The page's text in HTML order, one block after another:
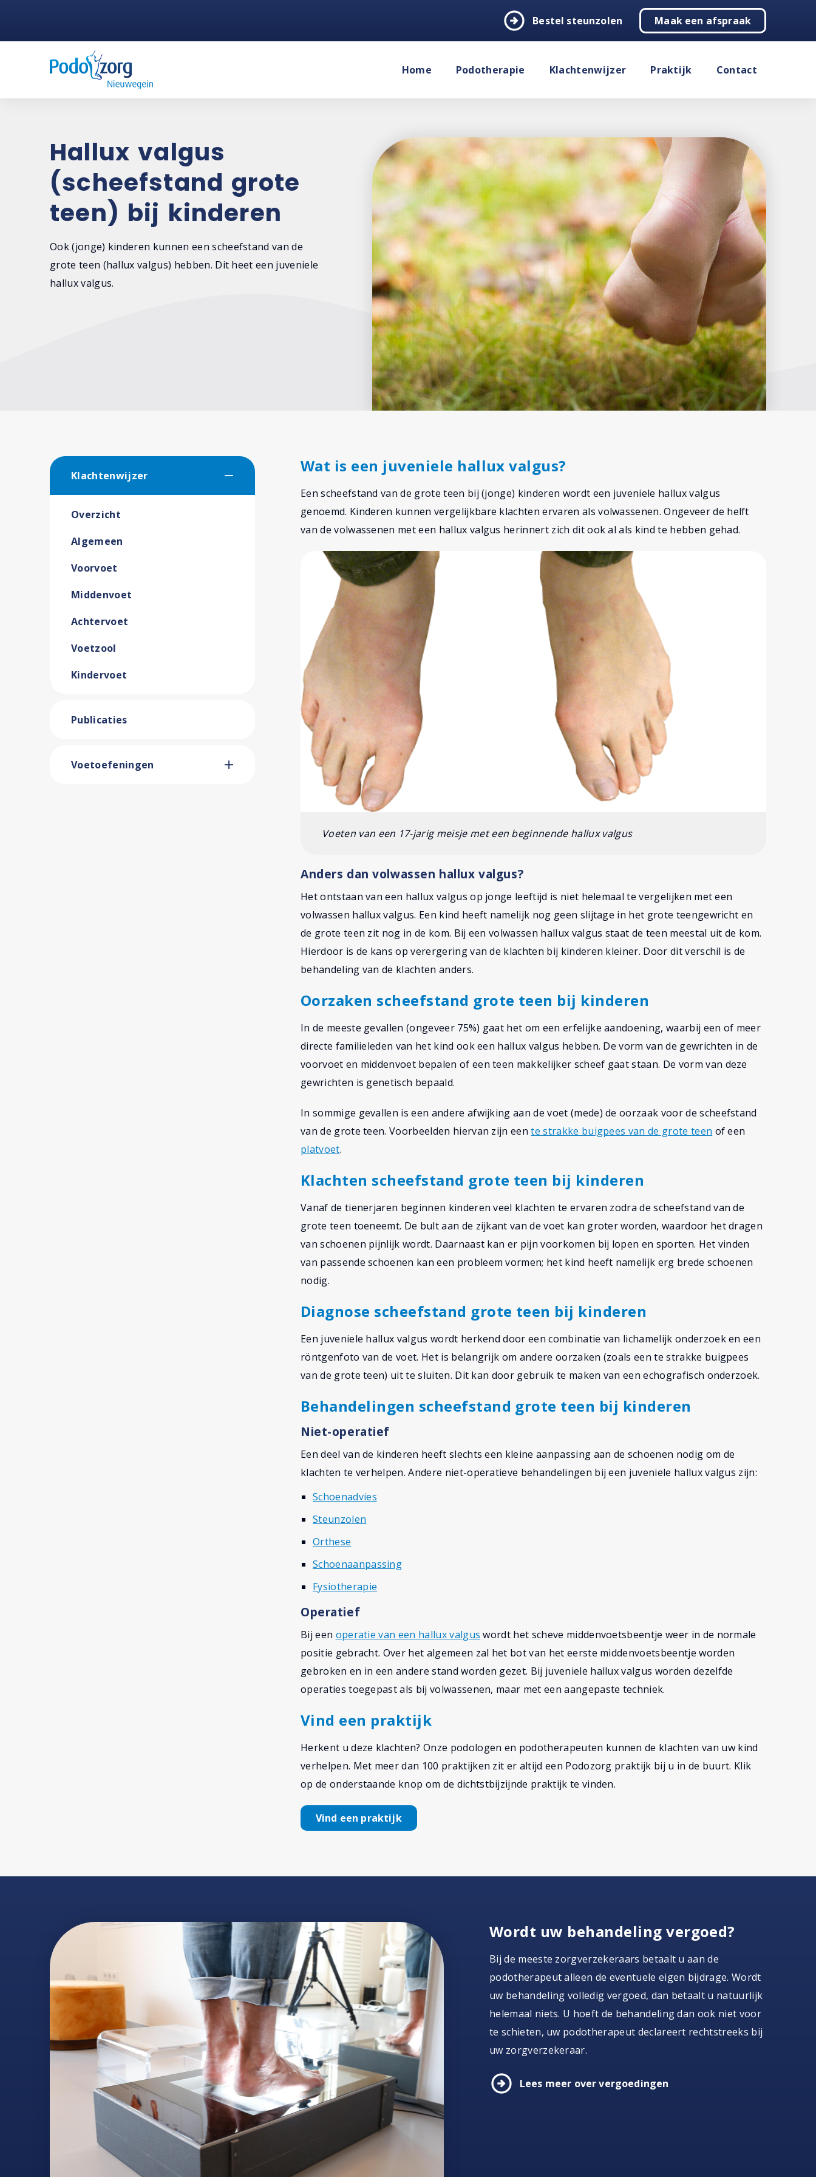
arrow_circle_right Bestel steunzolen Maak een afspraak
Home Podotherapie Klachtenwijzer Praktijk Contact
Hallux valgus
(scheefstand grote
teen) bij kinderen
Ook (jonge) kinderen kunnen een scheefstand van de
grote teen (hallux valgus) hebben. Dit heet een juveniele
hallux valgus.
Klachtenwijzer
Overzicht
Algemeen
Voorvoet
Middenvoet
Achtervoet
Voetzool
Kindervoet
Publicaties
Voetoefeningen
Wat is een juveniele hallux valgus?
Een scheefstand van de grote teen bij (jonge) kinderen wordt een juveniele hallux valgus
genoemd. Kinderen kunnen vergelijkbare klachten ervaren als volwassenen. Ongeveer de helft
van de volwassenen met een hallux valgus herinnert zich dit ook al als kind te hebben gehad.
Voeten van een 17-jarig meisje met een beginnende hallux valgus
Anders dan volwassen hallux valgus?
Het ontstaan van een hallux valgus op jonge leeftijd is niet helemaal te vergelijken met een
volwassen hallux valgus. Een kind heeft namelijk nog geen slijtage in het grote teengewricht en
de grote teen zit nog in de kom. Bij een volwassen hallux valgus staat de teen meestal uit de kom.
Hierdoor is de kans op verergering van de klachten bij kinderen kleiner. Door dit verschil is de
behandeling van de klachten anders.
Oorzaken scheefstand grote teen bij kinderen
In de meeste gevallen (ongeveer 75%) gaat het om een erfelijke aandoening, waarbij een of meer
directe familieleden van het kind ook een hallux valgus hebben. De vorm van de gewrichten in de
voorvoet en middenvoet bepalen of een teen makkelijker scheef gaat staan. De vorm van deze
gewrichten is genetisch bepaald.
In sommige gevallen is een andere afwijking aan de voet (mede) de oorzaak voor de scheefstand
van de grote teen. Voorbeelden hiervan zijn eente strakke buigpees van de grote teen of een
platvoet.
Klachten scheefstand grote teen bij kinderen
Vanaf de tienerjaren beginnen kinderen veel klachten te ervaren zodra de scheefstand van de
grote teen toeneemt. De bult aan de zijkant van de voet kan groter worden, waardoor het dragen
van schoenen pijnlijk wordt. Daarnaast kan er pijn voorkomen bij lopen en sporten. Het vinden
van passende schoenen kan een probleem vormen; het kind heeft namelijk erg brede schoenen
nodig.
Diagnose scheefstand grote teen bij kinderen
Een juveniele hallux valgus wordt herkend door een combinatie van lichamelijk onderzoek en een
röntgenfoto van de voet. Het is belangrijk om andere oorzaken (zoals een te strakke buigpees
van de grote teen) uit te sluiten. Dit kan door gebruik te maken van een echografisch onderzoek.
Behandelingen scheefstand grote teen bij kinderen
Niet-operatief
Een deel van de kinderen heeft slechts een kleine aanpassing aan de schoenen nodig om de
klachten te verhelpen. Andere niet-operatieve behandelingen bij een juveniele hallux valgus zijn:
Schoenadvies
Steunzolen
Orthese
Schoenaanpassing
Fysiotherapie
Operatief
Bij een operatie van een hallux valgus wordt het scheve middenvoetsbeentje weer in de normale
positie gebracht. Over het algemeen zal het bot van het eerste middenvoetsbeentje worden
gebroken en in een andere stand worden gezet. Bij juveniele hallux valgus worden dezelfde
operaties toegepast als bij volwassenen, maar met een aangepaste techniek.
Vind een praktijk
Herkent u deze klachten? Onze podologen en podotherapeuten kunnen de klachten van uw kind
verhelpen. Met meer dan 100 praktijken zit er altijd een Podozorg praktijk bij u in de buurt. Klik
op de onderstaande knop om de dichtstbijzijnde praktijk te vinden.
Vind een praktijk
Wordt uw behandeling vergoed?
Bij de meeste zorgverzekeraars betaalt u aan de
podotherapeut alleen de eventuele eigen bijdrage. Wordt
uw behandeling volledig vergoed, dan betaalt u natuurlijk
helemaal niets. U hoeft de behandeling dan ook niet voor
te schieten, uw podotherapeut declareert rechtstreeks bij
uw zorgverzekeraar.
arrow_circle_right Lees meer over vergoedingen